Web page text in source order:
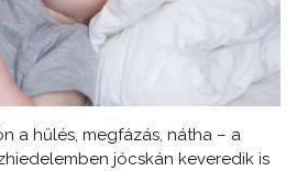
a hűlés, megfázás, nátha – a
jócskán keveredik is